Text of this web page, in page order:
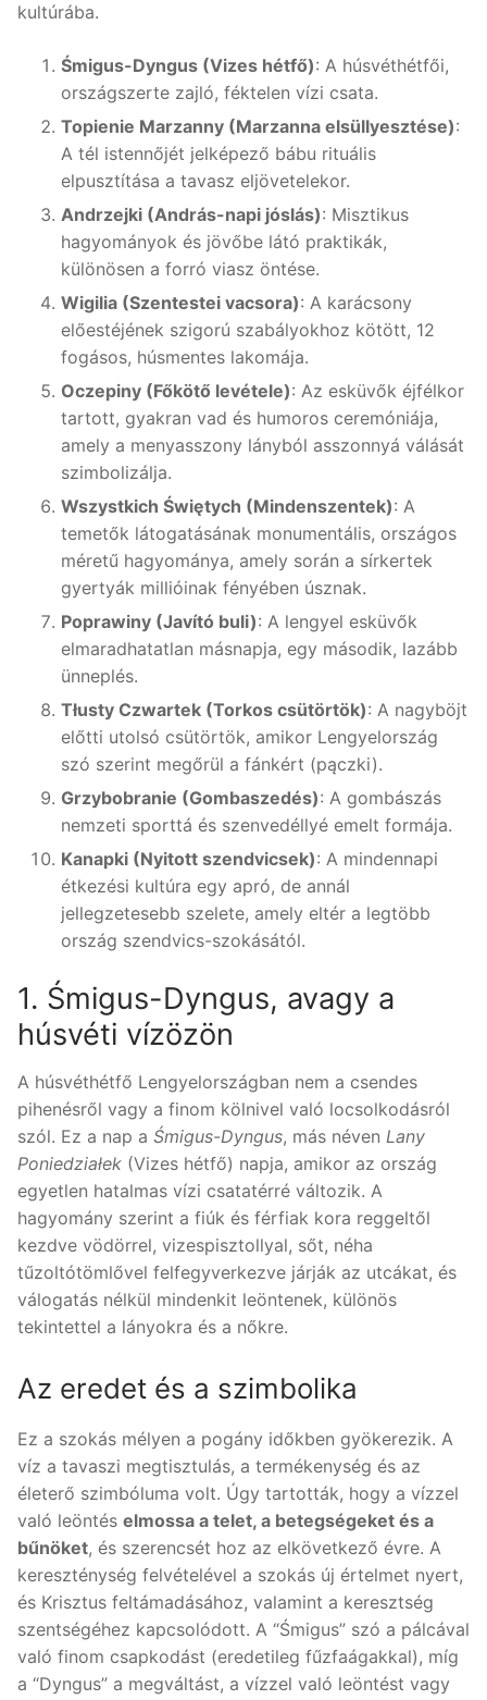
kultúrába.
Śmigus-Dyngus (Vizes hétfő): A húsvéthétfői,
országszerte zajló, féktelen vízi csata.
Topienie Marzanny (Marzanna elsüllyesztése):
A tél istennőjét jelképező bábu rituális
elpusztítása a tavasz eljövetelekor.
Andrzejki (András-napi jóslás): Misztikus
hagyományok és jövőbe látó praktikák,
különösen a forró viasz öntése.
Wigilia (Szentestei vacsora): A karácsony
előestéjének szigorú szabályokhoz kötött, 12
fogásos, húsmentes lakomája.
Oczepiny (Főkötő levétele): Az esküvők éjfélkor
tartott, gyakran vad és humoros ceremóniája,
amely a menyasszony lányból asszonnyá válását
szimbolizálja.
Wszystkich Świętych (Mindenszentek): A
temetők látogatásának monumentális, országos
méretű hagyománya, amely során a sírkertek
gyertyák millióinak fényében úsznak.
Poprawiny (Javító buli): A lengyel esküvők
elmaradhatatlan másnapja, egy második, lazább
ünneplés.
Tłusty Czwartek (Torkos csütörtök): A nagyböjt
előtti utolsó csütörtök, amikor Lengyelország
szó szerint megőrül a fánkért (pączki).
Grzybobranie (Gombaszedés): A gombászás
nemzeti sporttá és szenvedéllyé emelt formája.
Kanapki (Nyitott szendvicsek): A mindennapi
étkezési kultúra egy apró, de annál
jellegzetesebb szelete, amely eltér a legtöbb
ország szendvics-szokásától.
1. Śmigus-Dyngus, avagy a
húsvéti vízözön
A húsvéthétfő Lengyelországban nem a csendes
pihenésről vagy a finom kölnivel való locsolkodásról
szól. Ez a nap a Śmigus-Dyngus, más néven Lany
Poniedziałek (Vizes hétfő) napja, amikor az ország
egyetlen hatalmas vízi csatatérré változik. A
hagyomány szerint a fiúk és férfiak kora reggeltől
kezdve vödörrel, vizespisztollyal, sőt, néha
tűzoltótömlővel felfegyverkezve járják az utcákat, és
válogatás nélkül mindenkit leöntenek, különös
tekintettel a lányokra és a nőkre.
Az eredet és a szimbolika
Ez a szokás mélyen a pogány időkben gyökerezik. A
víz a tavaszi megtisztulás, a termékenység és az
életerő szimbóluma volt. Úgy tartották, hogy a vízzel
való leöntés elmossa a telet, a betegségeket és a
bűnöket, és szerencsét hoz az elkövetkező évre. A
kereszténység felvételével a szokás új értelmet nyert,
és Krisztus feltámadásához, valamint a keresztség
szentségéhez kapcsolódott. A “Śmigus” szó a pálcával
való finom csapkodást (eredetileg fűzfaágakkal), míg
a “Dyngus” a megváltást, a vízzel való leöntést vagy